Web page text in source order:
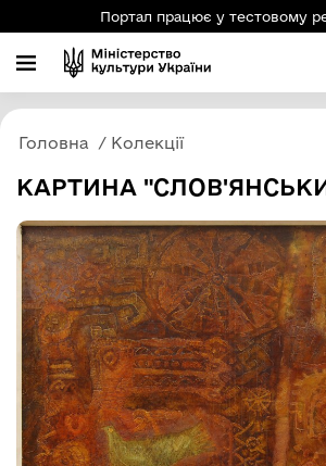
Портал працює у тестовому
Головна Колекції
КАРТИНА